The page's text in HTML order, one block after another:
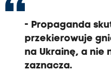
- Propaganda
przekierowuje
na Ukrainę, a nie
zaznacza.